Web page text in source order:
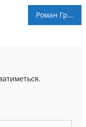
Роман Григорчук: “Ми приймаємо результат таким, яким він є”